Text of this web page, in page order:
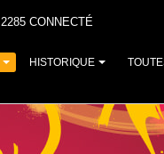
2285 CONNECTÉ
HISTORIQUE